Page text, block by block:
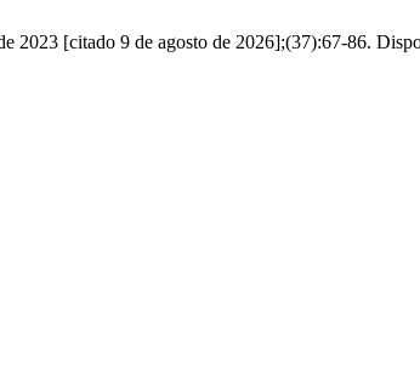
[citado 9 de agosto de 2026];(37):67-86.